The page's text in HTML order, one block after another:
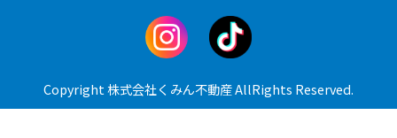
Copyright 株式会社くみん不動産 AllRights Reserved.